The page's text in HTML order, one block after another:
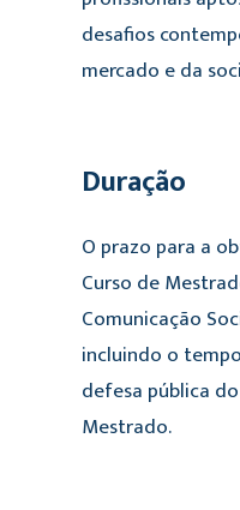
desafios
mercado e da
Duração
O prazo para a
Curso de
Comunicação
incluindo o
defesa pública
Mestrado.